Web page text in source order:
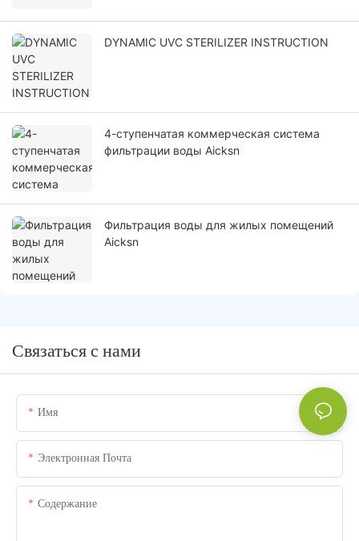
DYNAMIC UVC STERILIZER INSTRUCTION
4-ступенчатая коммерческая система
фильтрации воды Aicksn
Фильтрация воды для жилых помещений
Aicksn
Связаться с нами
Имя
Электронная Почта
Содержание